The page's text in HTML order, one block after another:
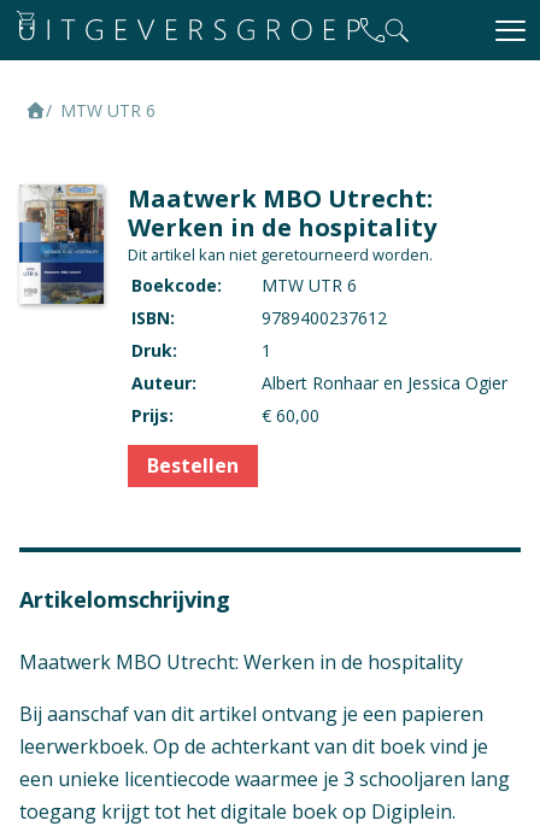
MTW UTR 6
Maatwerk MBO Utrecht:
Werken in de hospitality
Dit artikel kan niet geretourneerd worden.
Boekcode:
MTW UTR 6
ISBN:
9789400237612
Druk:
1
Auteur:
Albert Ronhaar en Jessica Ogier
Prijs:
€ 60,00
Bestellen
Artikelomschrijving
Maatwerk MBO Utrecht: Werken in de hospitality
Bij aanschaf van dit artikel ontvang je een papieren
leerwerkboek. Op de achterkant van dit boek vind je
een unieke licentiecode waarmee je 3 schooljaren lang
toegang krijgt tot het digitale boek op Digiplein.